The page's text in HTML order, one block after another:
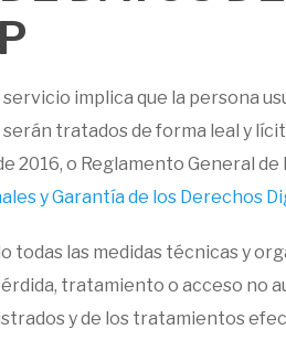
implica que la persona
tratados de forma leal y
2016, o Reglamento General
y Garantía de los Derechos
todas las medidas técnicas y
tratamiento o acceso no
y de los tratamientos